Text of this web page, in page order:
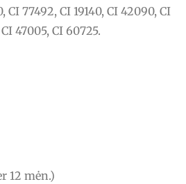
CI 77492, CI 19140, CI 42090, CI
47005, CI 60725.
12 mėn.)